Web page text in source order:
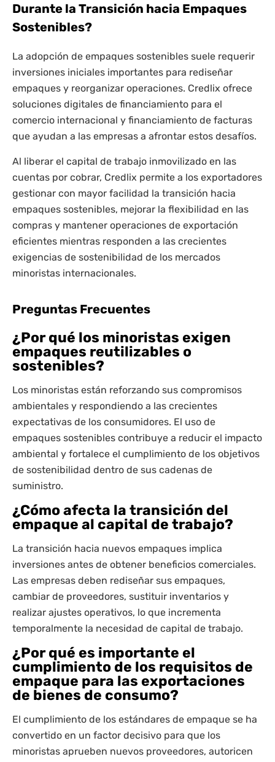
Durante la Transición hacia Empaques
Sostenibles?
La adopción de empaques sostenibles suele requerir
inversiones iniciales importantes para rediseñar
empaques y reorganizar operaciones. Credlix ofrece
soluciones digitales de financiamiento para el
comercio internacional y financiamiento de facturas
que ayudan a las empresas a afrontar estos desafíos.
Al liberar el capital de trabajo inmovilizado en las
cuentas por cobrar, Credlix permite a los exportadores
gestionar con mayor facilidad la transición hacia
empaques sostenibles, mejorar la flexibilidad en las
compras y mantener operaciones de exportación
eficientes mientras responden a las crecientes
exigencias de sostenibilidad de los mercados
minoristas internacionales.
Preguntas Frecuentes
¿Por qué los minoristas exigen
empaques reutilizables o
sostenibles?
Los minoristas están reforzando sus compromisos
ambientales y respondiendo a las crecientes
expectativas de los consumidores. El uso de
empaques sostenibles contribuye a reducir el impacto
ambiental y fortalece el cumplimiento de los objetivos
de sostenibilidad dentro de sus cadenas de
suministro.
¿Cómo afecta la transición del
empaque al capital de trabajo?
La transición hacia nuevos empaques implica
inversiones antes de obtener beneficios comerciales.
Las empresas deben rediseñar sus empaques,
cambiar de proveedores, sustituir inventarios y
realizar ajustes operativos, lo que incrementa
temporalmente la necesidad de capital de trabajo.
¿Por qué es importante el
cumplimiento de los requisitos de
empaque para las exportaciones
de bienes de consumo?
El cumplimiento de los estándares de empaque se ha
convertido en un factor decisivo para que los
minoristas aprueben nuevos proveedores, autoricen